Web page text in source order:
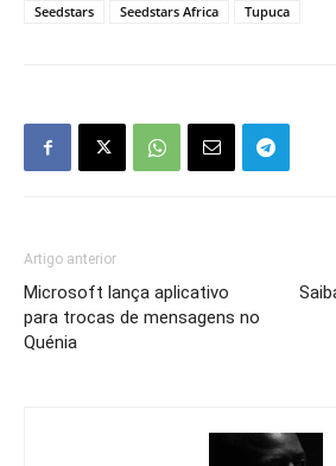
Seedstars
Seedstars Africa Tupuca
Artigo anterior
Microsoft lança aplicativo
para trocas de mensagens no
Quénia